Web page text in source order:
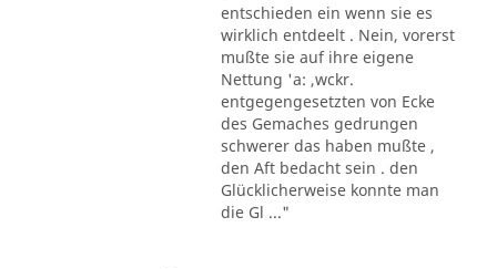
entschieden ein wenn sie es
wirklich entdeelt . Nein, vorerst
mußte sie auf ihre eigene
Nettung 'a: ,wckr.
entgegengesetzten von Ecke
des Gemaches gedrungen
schwerer das haben mußte ,
den Aft bedacht sein . den
Glücklicherweise konnte man
die Gl ..."